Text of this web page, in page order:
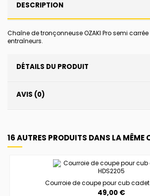
DESCRIPTION
Chaîne de tronçonneuse OZAKI Pro semi
entraîneurs.
DÉTAILS DU PRODUIT
AVIS (0)
16 AUTRES PRODUITS DANS LA MÊME
Courroie de coupe pour cub cadet
49,00 €